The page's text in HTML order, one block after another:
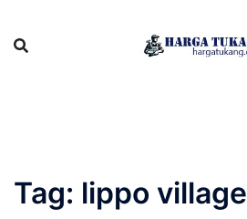
content
Tag: lippo village